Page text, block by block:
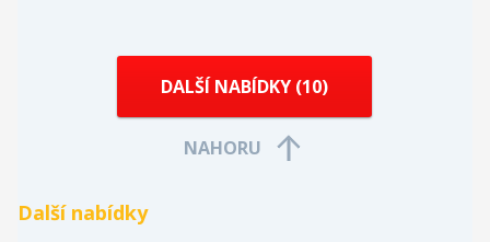
DALŠÍ NABÍDKY (10)
NAHORU
Další nabídky